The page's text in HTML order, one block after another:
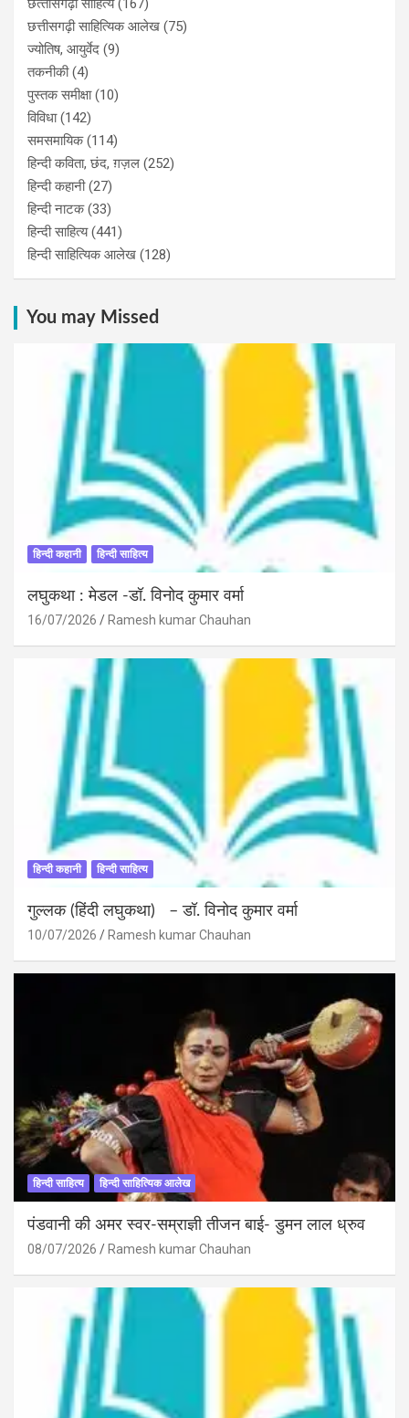
छत्‍तीसगढ़ी साहित्‍य(167)
छत्तीसगढ़ी साहित्यिक आलेख (75)
ज्योतिष, आयुर्वेद (9)
तकनीकी(4)
पुस्‍तक समीक्षा(10)
विविधा(142)
समसमायिक(114)
हिन्दी कविता, छंद, ग़ज़ल (252)
हिन्दी कहानी(27)
हिन्‍दी नाटक(33)
हिन्दी साहित्य(441)
हिन्दी साहित्यिक आलेख (128)
You may Missed
हिन्दी कहानी हिन्दी साहित्य
लघुकथा : मेडल -डॉ. विनोद कुमार वर्मा
16/07/2026 Ramesh kumar Chauhan
हिन्दी कहानी हिन्दी साहित्य
गुल्लक (हिंदी लघुकथा) – डॉ. विनोद कुमार वर्मा
10/07/2026 Ramesh kumar Chauhan
हिन्दी साहित्य हिन्दी साहित्यिक आलेख
पंडवानी की अमर स्वर-सम्राज्ञी तीजन बाई- डुमन लाल ध्रुव
08/07/2026 Ramesh kumar Chauhan